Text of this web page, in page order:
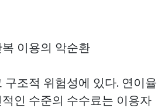
이용의 악순환
구조적 위험성에 있다. 연이율
인 수준의 수수료는 이용자